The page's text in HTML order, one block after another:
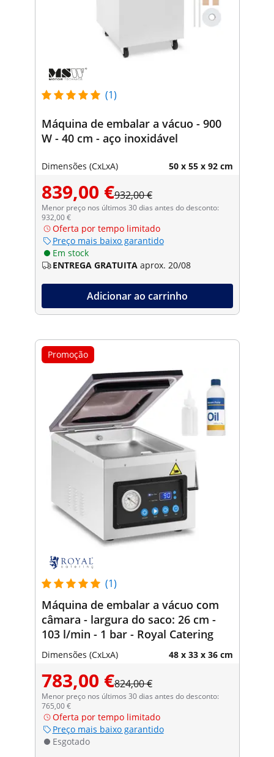
(1)
Máquina de embalar a vácuo - 900
W - 40 cm - aço inoxidável
Dimensões (CxLxA) 50 x 55 x 92 cm
839,00 €932,00 €
Menor preço nos últimos 30 dias antes do desconto:
932,00 €
Oferta por tempo limitado
Preço mais baixo garantido
Em stock
ENTREGA GRATUITA aprox. 20/08
Adicionar ao carrinho
Promoção
(1)
Máquina de embalar a vácuo com
câmara - largura do saco: 26 cm -
103 l/min - 1 bar - Royal Catering
Dimensões (CxLxA) 48 x 33 x 36 cm
783,00 €824,00 €
Menor preço nos últimos 30 dias antes do desconto:
765,00 €
Oferta por tempo limitado
Preço mais baixo garantido
Esgotado